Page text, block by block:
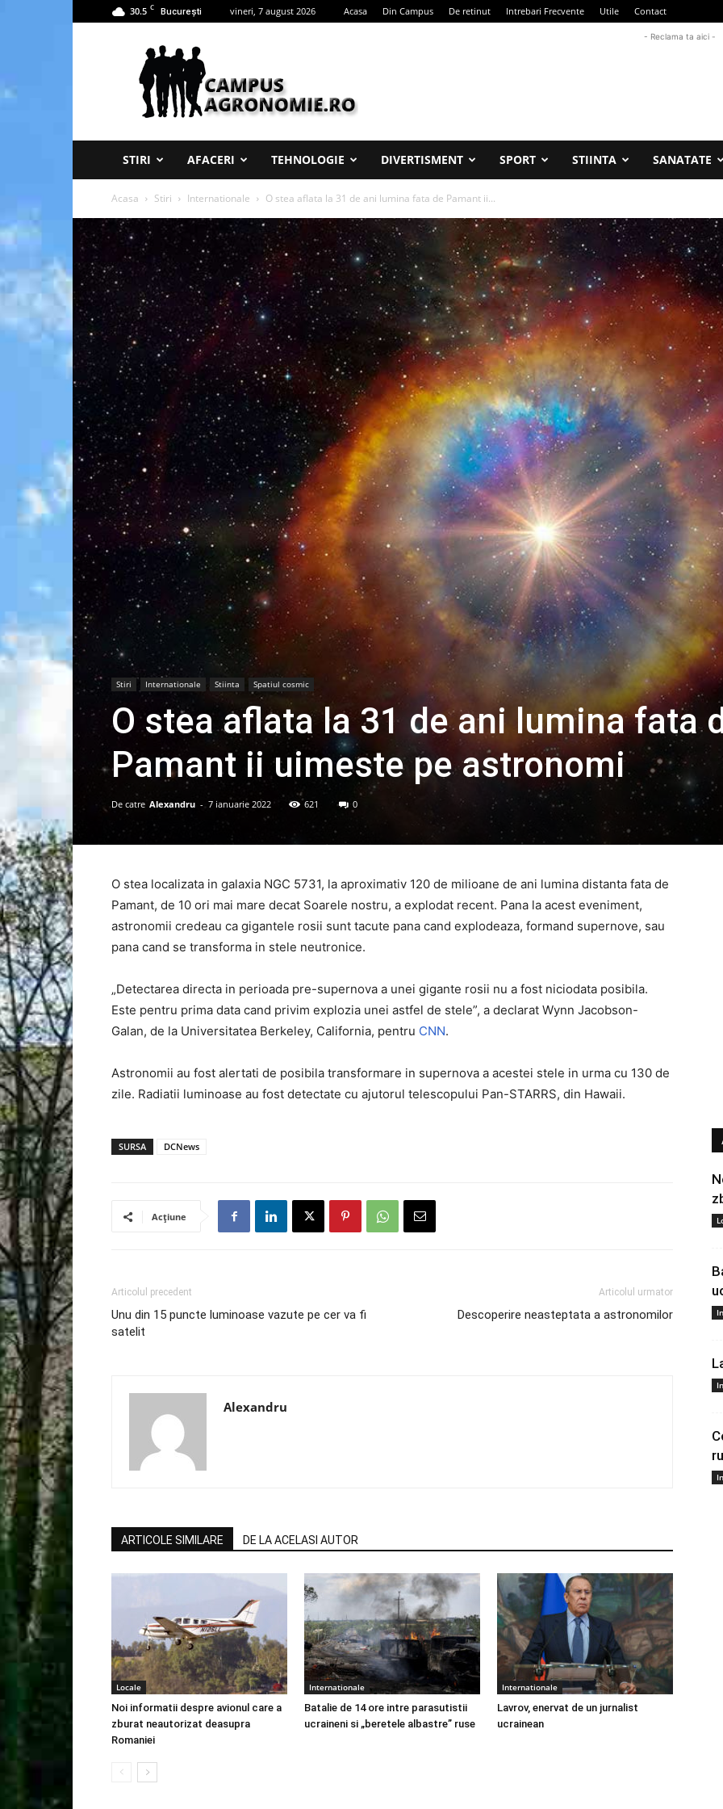
30.5 C București vineri, 7 august 2026 Acasa Din Campus De retinut Intrebari Frecvente Utile Contact
Campus
Agronomie
- Reclama ta aici -
STIRI AFACERI TEHNOLOGIE DIVERTISMENT SPORT STIINTA SANATATE
Acasa Stiri Internationale O stea aflata la 31 de ani lumina fata de Pamant ii...
Stiri Internationale Stiinta Spatiul cosmic
O stea aflata la 31 de ani lumina fata
Pamant ii uimeste pe astronomi
De catre Alexandru - 7 ianuarie 2022 621 0
O stea localizata in galaxia NGC 5731, la aproximativ 120 de milioane de ani lumina distanta fata de
Pamant, de 10 ori mai mare decat Soarele nostru, a explodat recent. Pana la acest eveniment,
astronomii credeau ca gigantele rosii sunt tacute pana cand explodeaza, formand supernove, sau
pana cand se transforma in stele neutronice.
„Detectarea directa in perioada pre-supernova a unei gigante rosii nu a fost niciodata posibila.
Este pentru prima data cand privim explozia unei astfel de stele”, a declarat Wynn Jacobson-
Galan, de la Universitatea Berkeley, California, pentru CNN.
Astronomii au fost alertati de posibila transformare in supernova a acestei stele in urma cu 130 de
zile. Radiatii luminoase au fost detectate cu ajutorul telescopului Pan-STARRS, din Hawaii.
SURSA DCNews
Acțiune
Articolul precedent
Unu din 15 puncte luminoase vazute pe cer va fi
satelit
Articolul urmator
Descoperire neasteptata a astronomilor
Alexandru
ARTICOLE SIMILARE DE LA ACELASI AUTOR
Locale
Noi informatii despre avionul care a
zburat neautorizat deasupra
Romaniei
Internationale
Batalie de 14 ore intre parasutistii
ucraineni si „beretele albastre” ruse
Internationale
Lavrov, enervat de un jurnalist
ucrainean